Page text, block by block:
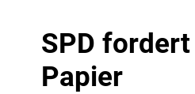
SPD
Papier